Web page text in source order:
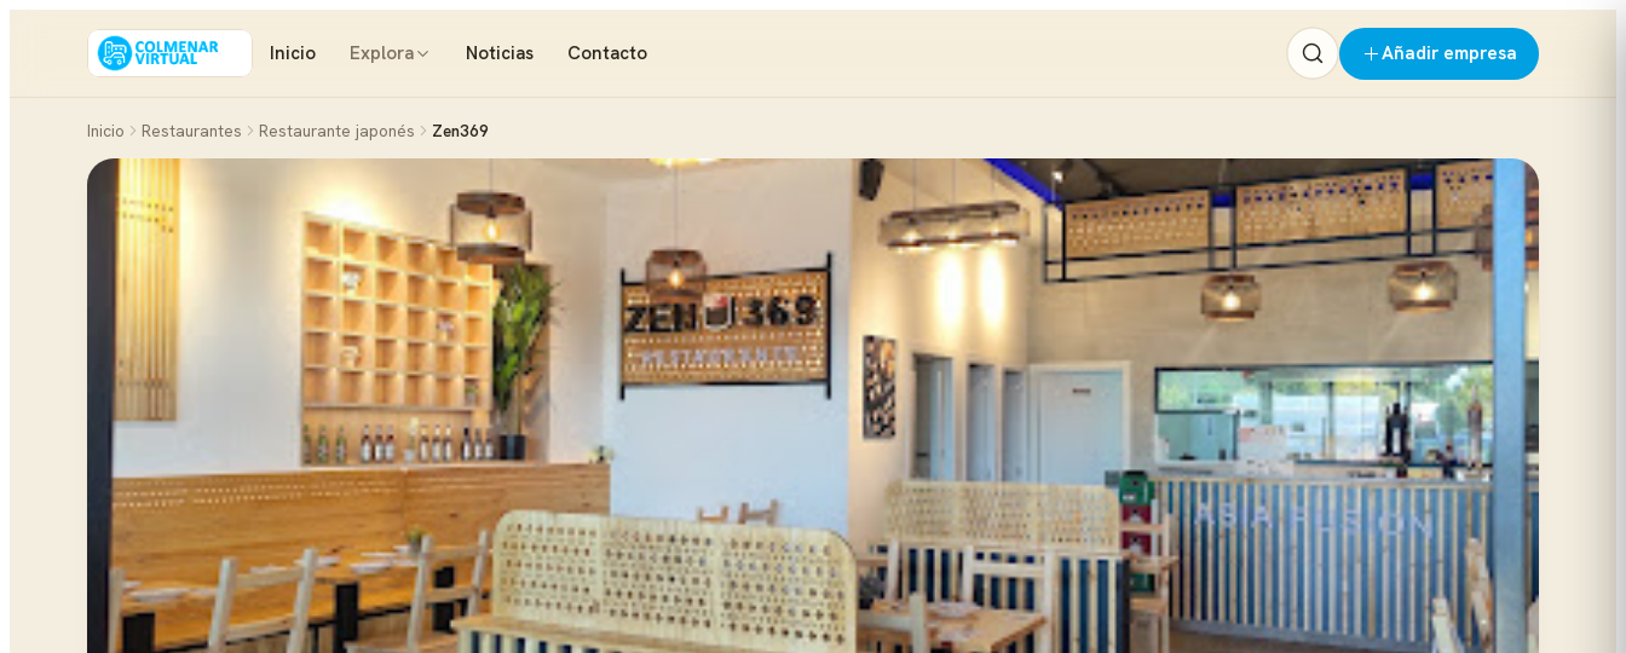
Inicio Explora Noticias Contacto Añadir empresa
Inicio Restaurantes Restaurante japonés Zen369